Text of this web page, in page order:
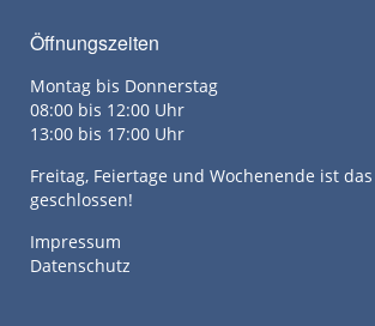
Öffnungszeiten
Montag bis Donnerstag
08:00 bis 12:00 Uhr
13:00 bis 17:00 Uhr
Freitag, Feiertage und Wochenende ist das
geschlossen!
Impressum
Datenschutz